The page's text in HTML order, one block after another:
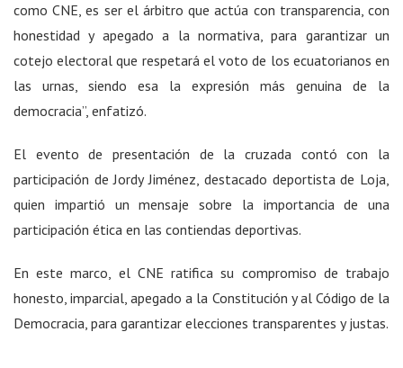
como CNE, es ser el árbitro que actúa con transparencia, con
honestidad y apegado a la normativa, para garantizar un
cotejo electoral que respetará el voto de los ecuatorianos en
las urnas, siendo esa la expresión más genuina de la
democracia”, enfatizó.
El evento de presentación de la cruzada contó con la
participación de Jordy Jiménez, destacado deportista de Loja,
quien impartió un mensaje sobre la importancia de una
participación ética en las contiendas deportivas.
En este marco, el CNE ratifica su compromiso de trabajo
honesto, imparcial, apegado a la Constitución y al Código de la
Democracia, para garantizar elecciones transparentes y justas.